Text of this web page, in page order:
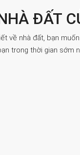
ĐẤT
về nhà đất, bạn
trong thời gian sớm